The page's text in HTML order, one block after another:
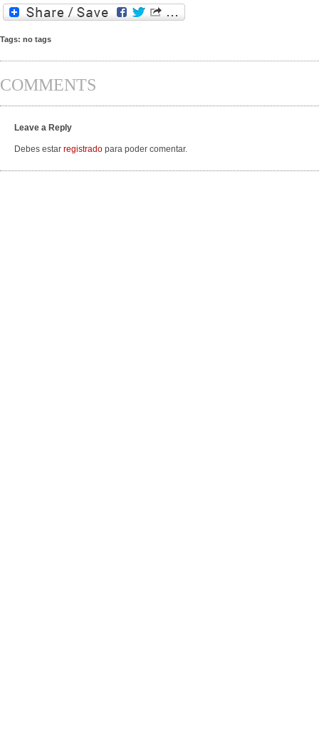
Tags: no tags
COMMENTS
Leave a Reply
Debes estar registrado para poder comentar.